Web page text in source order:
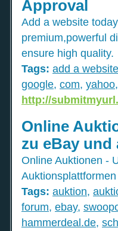
Approval
Add a website
premium,powerful
ensure high quality.
Tags: add a website
google, com, yahoo,
http://
Online
zu eBay
Online Auktionen -
Tags: auktion,
forum, ebay,
hammerdeal.de,